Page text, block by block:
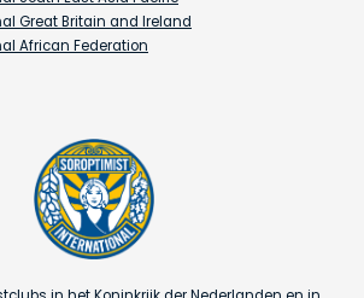
Great Britain and Ireland
African Federation